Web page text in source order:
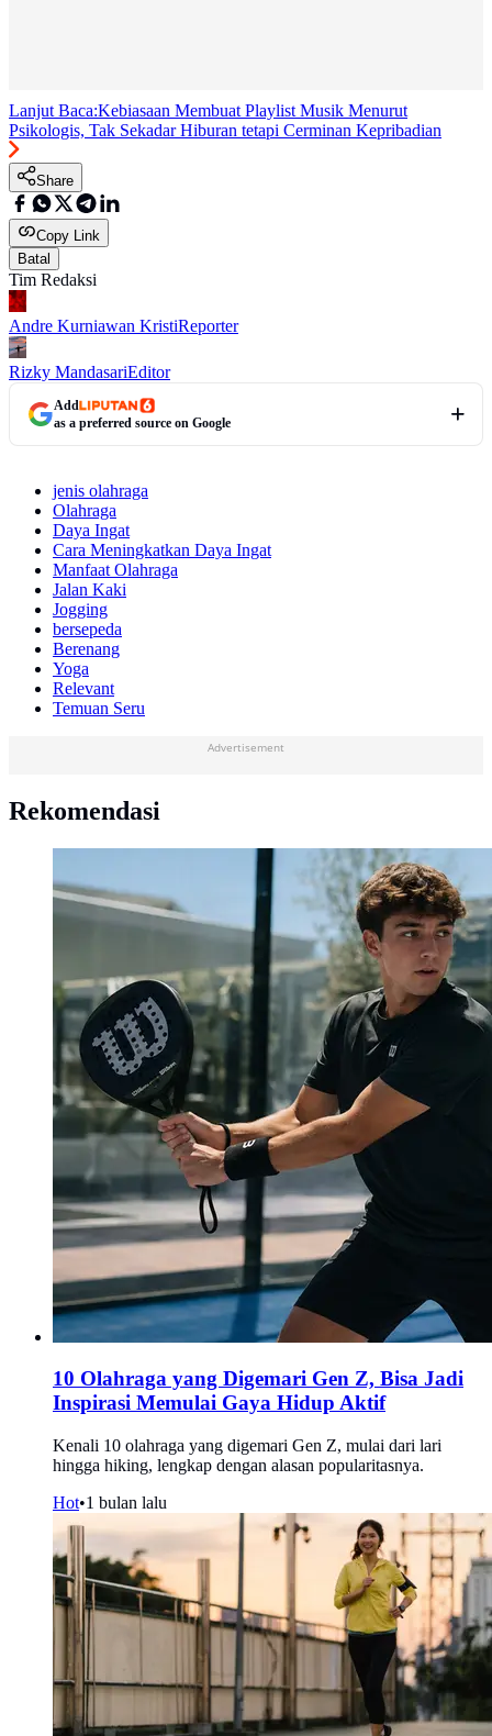
Lanjut Baca:Kebiasaan Membuat Playlist Musik Menurut
Psikologis, Tak Sekadar Hiburan tetapi Cerminan Kepribadian
Share
Copy Link
Batal
Tim Redaksi
Andre Kurniawan KristiReporter
Rizky MandasariEditor
Add
as a preferred source on Google
jenis olahraga
Olahraga
Daya Ingat
Cara Meningkatkan Daya Ingat
Manfaat Olahraga
Jalan Kaki
Jogging
bersepeda
Berenang
Yoga
Relevant
Temuan Seru
Advertisement
Rekomendasi
10 Olahraga yang Digemari Gen Z, Bisa Jadi
Inspirasi Memulai Gaya Hidup Aktif
Kenali 10 olahraga yang digemari Gen Z, mulai dari lari
hingga hiking, lengkap dengan alasan popularitasnya.
Hot•1 bulan lalu